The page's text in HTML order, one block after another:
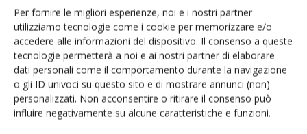
Per fornire le migliori esperienze, noi e i nostri partner
utilizziamo tecnologie come i cookie per memorizzare e/o
accedere alle informazioni del dispositivo. Il consenso a queste
tecnologie permetterà a noi e ai nostri partner di elaborare
dati personali come il comportamento durante la navigazione
o gli ID univoci su questo sito e di mostrare annunci (non)
personalizzati. Non acconsentire o ritirare il consenso può
influire negativamente su alcune caratteristiche e funzioni.
delle annate precedenti, ma soprattutto i buoni prezzi di
vendita hanno favorito raccolte che si sono prolungate fino
a metà giugno.